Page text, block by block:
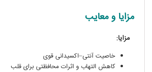
مزایا و معایب
مزایا:
خاصیت آنتی–اکسیدانی قوی
کاهش التهاب و اثرات محافظتی برای قلب